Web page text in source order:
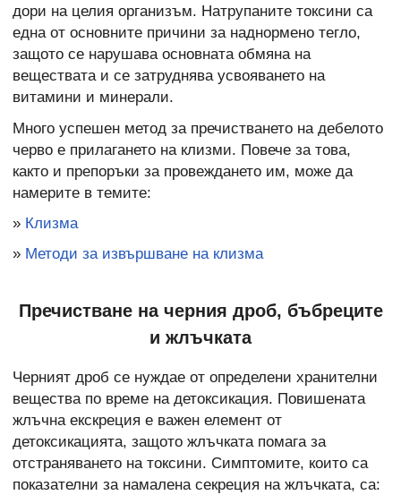
дори на целия организъм. Натрупаните токсини са
една от основните причини за наднормено тегло,
защото се нарушава основната обмяна на
веществата и се затруднява усвояването на
витамини и минерали.
Много успешен метод за пречистването на дебелото
черво е прилагането на клизми. Повече за това,
както и препоръки за провеждането им, може да
намерите в темите:
» Клизма
» Методи за извършване на клизма
Пречистване на черния дроб, бъбреците
и жлъчката
Черният дроб се нуждае от определени хранителни
вещества по време на детоксикация. Повишената
жлъчна екскреция е важен елемент от
детоксикацията, защото жлъчката помага за
отстраняването на токсини. Симптомите, които са
показателни за намалена секреция на жлъчката, са: